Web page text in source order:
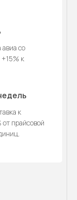
со
к
к
от прайсовой